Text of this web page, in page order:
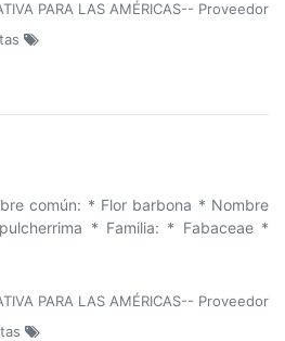
PARA LAS AMÉRICAS-- Proveedor
común: * Flor barbona * Nombre
* Familia: * Fabaceae *
PARA LAS AMÉRICAS-- Proveedor